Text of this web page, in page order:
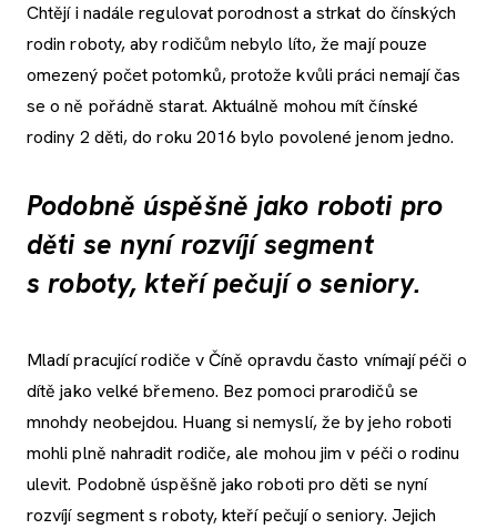
Chtějí i nadále regulovat porodnost a strkat do čínských
rodin roboty, aby rodičům nebylo líto, že mají pouze
omezený počet potomků, protože kvůli práci nemají čas
se o ně pořádně starat. Aktuálně mohou mít čínské
rodiny 2 děti, do roku 2016 bylo povolené jenom jedno.
Podobně úspěšně jako roboti pro
děti se nyní rozvíjí segment
s roboty, kteří pečují o seniory.
Mladí pracující rodiče v Číně opravdu často vnímají péči o
dítě jako velké břemeno. Bez pomoci prarodičů se
mnohdy neobejdou. Huang si nemyslí, že by jeho roboti
mohli plně nahradit rodiče, ale mohou jim v péči o rodinu
ulevit. Podobně úspěšně jako roboti pro děti se nyní
rozvíjí segment s roboty, kteří pečují o seniory. Jejich